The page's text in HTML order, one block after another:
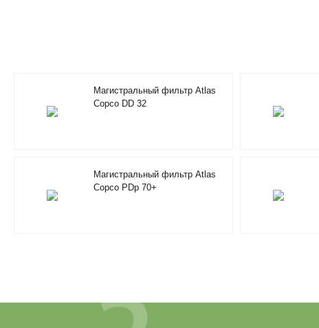
Магистральный фильтр Atlas
Copco DD 32
Магистральный фильтр Atlas
Copco PDp 70+